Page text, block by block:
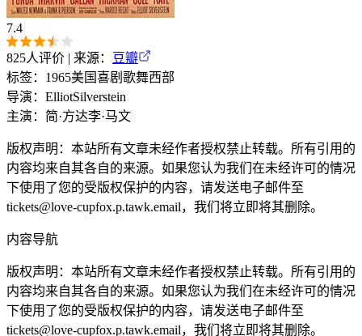
7.4
825人评价 | 来源：
豆瓣
标签： 1965美国喜剧 歌舞西部
导演： ElliotSilverstein
主演： 简·方达李·马文
版权声明：本站所有文章未经作者授权禁止转载。所有引用的
内容均来自其各自的来源。如果您认为我们在未经许可的情况
下使用了您的受版权保护的内容，请发送电子邮件至
tickets@love-cupfox.p.tawk.email，我们将立即将其删除。
内容导航
版权声明：本站所有文章未经作者授权禁止转载。所有引用的
内容均来自其各自的来源。如果您认为我们在未经许可的情况
下使用了您的受版权保护的内容，请发送电子邮件至
tickets@love-cupfox.p.tawk.email，我们将立即将其删除。